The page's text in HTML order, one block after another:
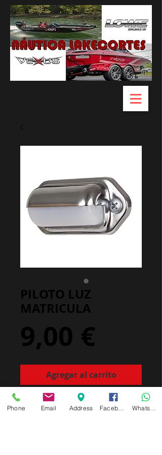
PILOTO LUZ
MATRICULA
9,00 €
Agregar al carrito
Con enbellecedor negro
Phone Email Address